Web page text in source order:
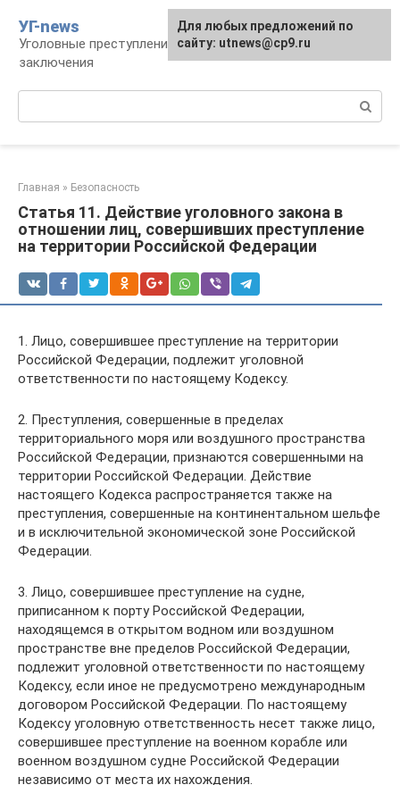
контенту
УГ-news
Уголовные преступления, наказания, места
заключения
Главная » Безопасность
Статья 11. Действие уголовного закона в
отношении лиц, совершивших преступление
на территории Российской Федерации
1. Лицо, совершившее преступление на территории
Российской Федерации, подлежит уголовной
ответственности по настоящему Кодексу.
2. Преступления, совершенные в пределах
территориального моря или воздушного пространства
Российской Федерации, признаются совершенными на
территории Российской Федерации. Действие
настоящего Кодекса распространяется также на
преступления, совершенные на континентальном шельфе
и в исключительной экономической зоне Российской
Федерации.
3. Лицо, совершившее преступление на судне,
приписанном к порту Российской Федерации,
находящемся в открытом водном или воздушном
пространстве вне пределов Российской Федерации,
подлежит уголовной ответственности по настоящему
Кодексу, если иное не предусмотрено международным
договором Российской Федерации. По настоящему
Кодексу уголовную ответственность несет также лицо,
совершившее преступление на военном корабле или
военном воздушном судне Российской Федерации
независимо от места их нахождения.
Для любых предложений по
сайту: utnews@cp9.ru